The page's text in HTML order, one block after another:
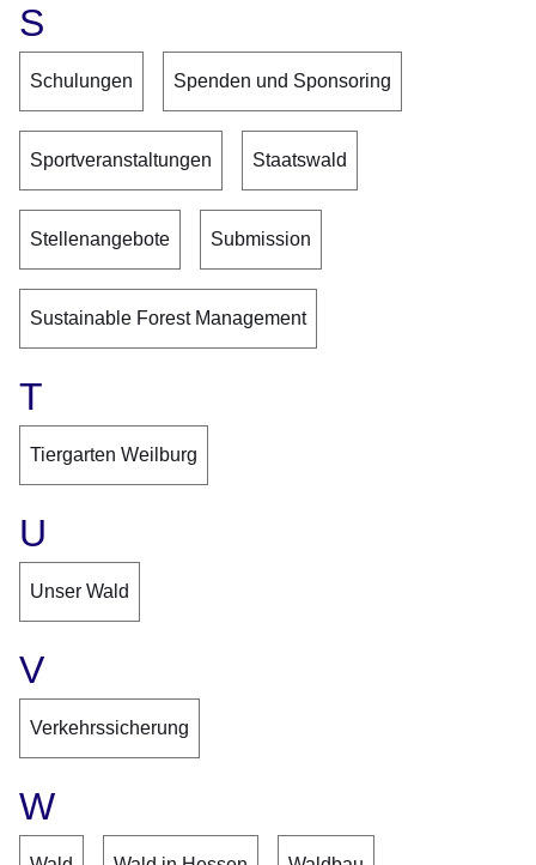
S
Schulungen Spenden und Sponsoring
Sportveranstaltungen Staatswald
Stellenangebote Submission
Sustainable Forest Management
T
Tiergarten Weilburg
U
Unser Wald
V
Verkehrssicherung
W